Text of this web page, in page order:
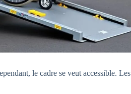
le cadre se veut accessible. Les